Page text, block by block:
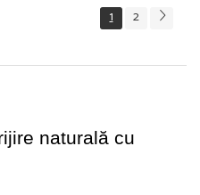
1 2
naturală cu